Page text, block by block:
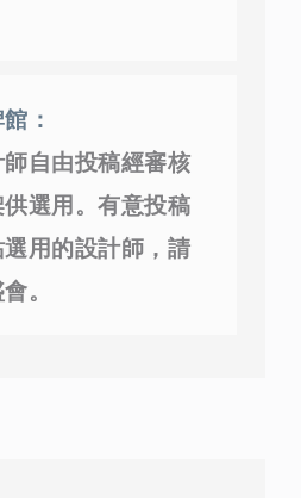
：
自由投稿經審核
選用。有意投稿
用的設計師，請
。